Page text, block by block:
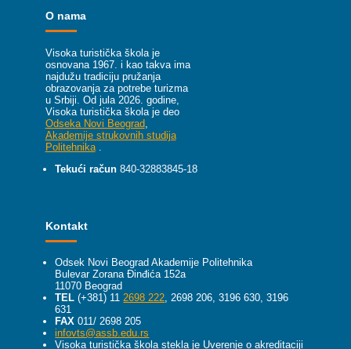
O nama
Visoka turistička škola je
osnovana 1967. i kao takva ima
najdužu tradiciju pružanja
obrazovanja za potrebe turizma
u Srbiji. Od jula 2026. godine,
Visoka turistička škola je deo
Odseka Novi Beograd
Akademije strukovnih studija
Politehnika
Tekući račun 840-32883845-18
Kontakt
Odsek Novi Beograd Akademije Politehnika
Bulevar Zorana Đinđića 152a
11070 Beograd
TEL (+381) 112698 222, 2698 206, 3196 630, 3196
631
FAX 011/ 2698 205
infovts@assb.edu.rs
Visoka turistička škola stekla je Uverenje o akreditaciji